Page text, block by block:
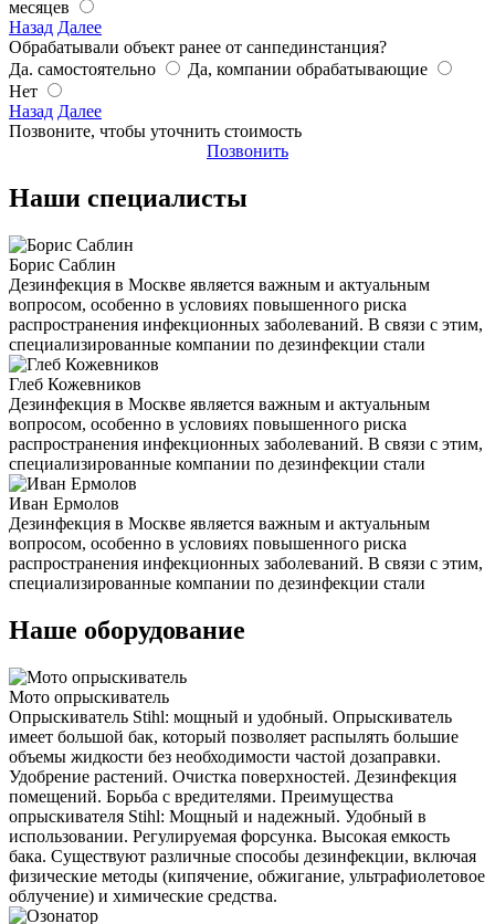
месяцев
Назад Далее
Обрабатывали объект ранее от санпединстанция?
Да. самостоятельно
Да, компании обрабатывающие
Нет
Назад Далее
Позвоните, чтобы уточнить стоимость
Позвонить
Наши специалисты
Борис Саблин
Дезинфекция в Москве является важным и актуальным
вопросом, особенно в условиях повышенного риска
распространения инфекционных заболеваний. В связи с этим,
специализированные компании по дезинфекции стали
Глеб Кожевников
Дезинфекция в Москве является важным и актуальным
вопросом, особенно в условиях повышенного риска
распространения инфекционных заболеваний. В связи с этим,
специализированные компании по дезинфекции стали
Иван Ермолов
Дезинфекция в Москве является важным и актуальным
вопросом, особенно в условиях повышенного риска
распространения инфекционных заболеваний. В связи с этим,
специализированные компании по дезинфекции стали
Наше оборудование
Мото опрыскиватель
Опрыскиватель Stihl: мощный и удобный. Опрыскиватель
имеет большой бак, который позволяет распылять большие
объемы жидкости без необходимости частой дозаправки.
Удобрение растений. Очистка поверхностей. Дезинфекция
помещений. Борьба с вредителями. Преимущества
опрыскивателя Stihl: Мощный и надежный. Удобный в
использовании. Регулируемая форсунка. Высокая емкость
бака. Существуют различные способы дезинфекции, включая
физические методы (кипячение, обжигание, ультрафиолетовое
облучение) и химические средства.